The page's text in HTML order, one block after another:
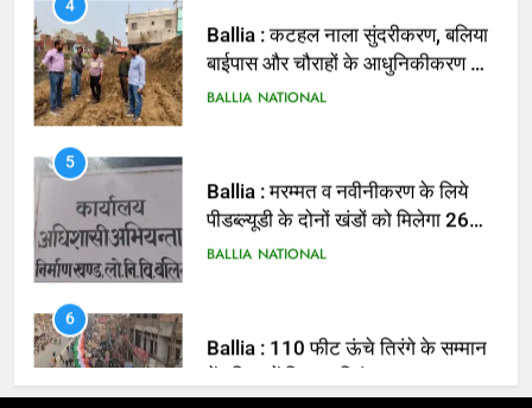
5
Ballia : मरम्मत व नवीनीकरण के लिये
6
Ballia : 110 फीट ऊंचे तिरंगे के सम्मान
7